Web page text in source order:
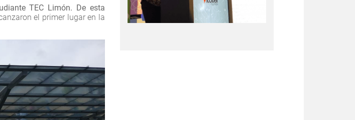
TEC Limón. De esta
el primer lugar en la